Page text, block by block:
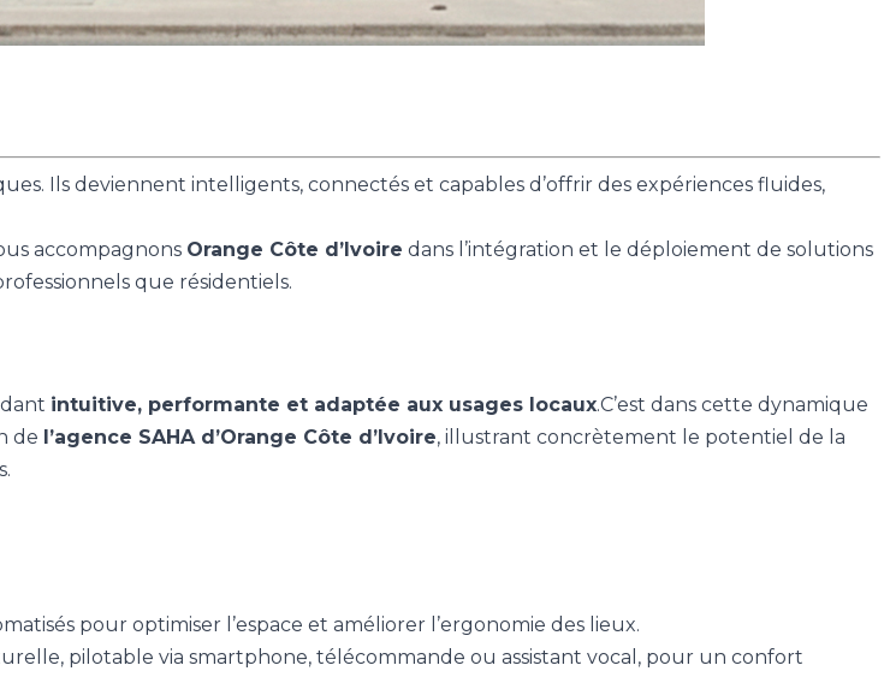
Ils deviennent intelligents, connectés et capables d’offrir des expériences fluides,
accompagnons Orange Côte d’Ivoire dans l’intégration et le déploiement de solutions
que résidentiels.
intuitive, performante et adaptée aux usages locaux.C’est dans cette dynamique
de l’agence SAHA d’Orange Côte d’Ivoire, illustrant concrètement le potentiel de la
pour optimiser l’espace et améliorer l’ergonomie des lieux.
pilotable via smartphone, télécommande ou assistant vocal, pour un confort